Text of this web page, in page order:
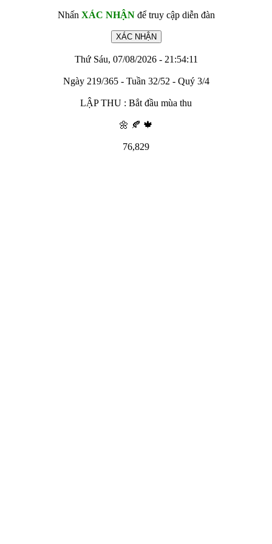
Nhấn XÁC NHẬNđể truy cập diễn đàn
Thứ Sáu, 07/08/2026 - 21:54:11
Ngày 219/365 - Tuần 32/52 - Quý 3/4
LẬP THU : Bắt đầu mùa thu
🌼 🍂 🍁
76,829